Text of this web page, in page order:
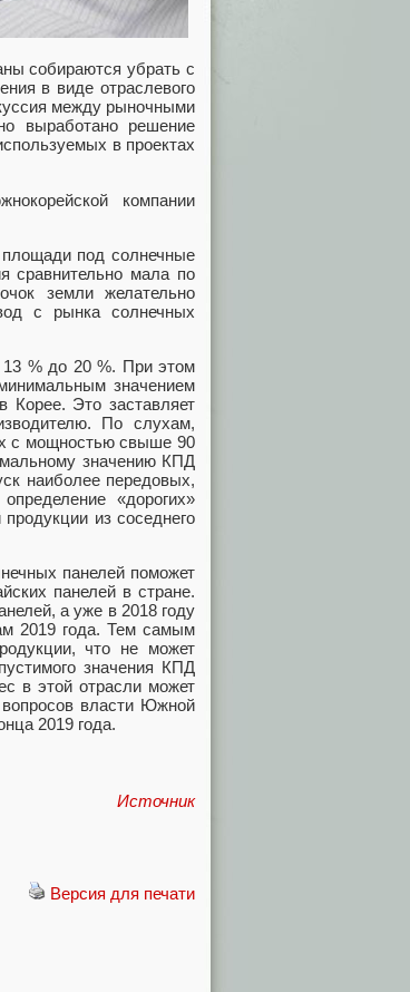
собираются убрать с
в виде отраслевого
между рыночными
выработано решение
в проектах
компании
под солнечные
сравнительно мала по
земли желательно
с рынка солнечных
% до 20 %. При этом
значением
Это заставляет
По слухам,
с мощностью свыше 90
значению КПД
наиболее передовых,
«дорогих»
из соседнего
панелей поможет
панелей в стране.
а уже в 2018 году
2019 года. Тем самым
что не может
значения КПД
в этой отрасли может
власти Южной
2019 года.
Источник
Версия для печати